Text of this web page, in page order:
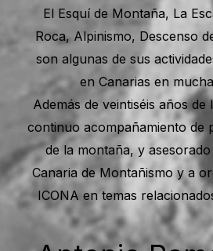
El Esquí de Montaña, La
Roca, Alpinismo, Descenso
son algunas de sus
en Canarias en
Además de veintiséis años
continuo acompañamiento de
de la montaña, y
Canaria de Montañismo y a
ICONA en temas